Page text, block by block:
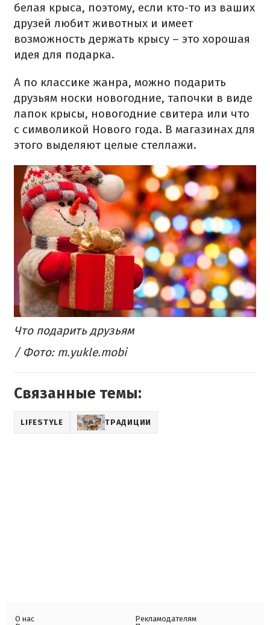
белая крыса, поэтому, если кто-то из ваших
друзей любит животных и имеет
возможность держать крысу – это хорошая
идея для подарка.
А по классике жанра, можно подарить
друзьям носки новогодние, тапочки в виде
лапок крысы, новогодние свитера или что
с символикой Нового года. В магазинах для
этого выделяют целые стеллажи.
Что подарить друзьям
/ Фото: m.yukle.mobi
Связанные темы:
LIFESTYLE ТРАДИЦИИ
О нас
Рекламодателям